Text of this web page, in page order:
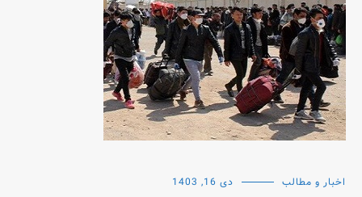
اخبار و مطالب دی 16, 1403